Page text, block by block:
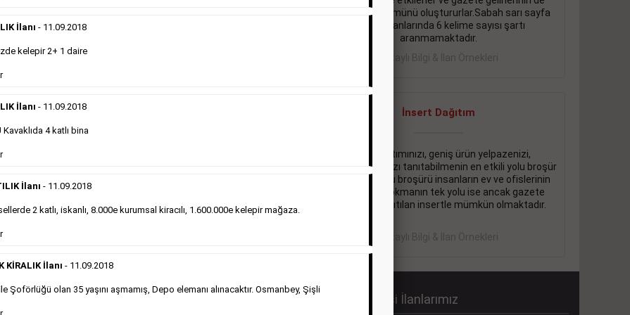
eleman ilanlarında 6 kelime sayısı şartı
önemli bir bölümünü oluştururlar.Sabah sarı sayfa
eleman ilanlarında 6 kelime sayısı şartı
aranmamaktadır.
Detaylı Bilgi & İlan Örnekleri
ilanlara göre daha ekonomiktir.
İnsert Dağıtım
Firma tanıtımınızı, geniş ürün yelpazenizi,
promosyonlarınızı tanıtabilmenin en etkili yolu broşür
dağıtmaktır. Bu broşürü insanların ev ve ofislerinin
içine kadar sokmanın tek yolu ise ancak gazete
içerisinde dağıtılan insertle mümkün olmaktadır.
Detaylı Bilgi & İlan Örnekleri
Kampanyalarımız Sabah Gazetesi İlanlarımız
İlanı - 11.09.2018
kelepir 2+ 1 daire
İlanı - 11.09.2018
Kavaklıda 4 katlı bina
İlanı - 11.09.2018
2 katlı, iskanlı, 8.000e kurumsal kiracılı, 1.600.000e kelepir mağaza.
KİRALIK İlanı - 11.09.2018
Şoförlüğü olan 35 yaşını aşmamış, Depo elemanı alınacaktır. Osmanbey, Şişli